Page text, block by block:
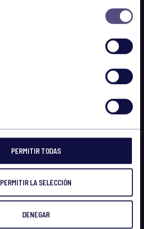
PERMITIR TODAS
PERMITIR LA SELECCIÓN
DENEGAR